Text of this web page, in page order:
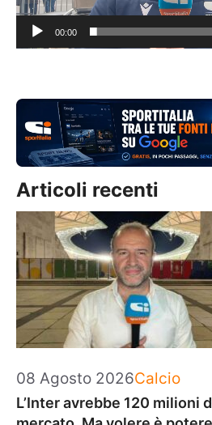
00:00
Articoli recenti
08 Agosto 2026Categorie
Calcio
L’Inter avrebbe 120 milioni